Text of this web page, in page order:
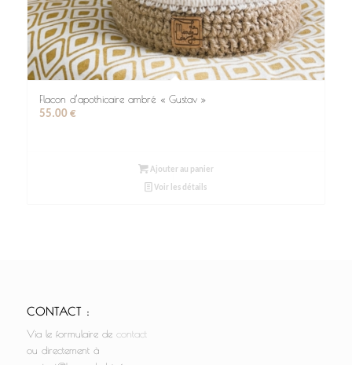
Flacon d’apothicaire ambré « Gustav »
55.00 €
Ajouter au panier
Voir les détails
CONTACT :
Via le formulaire de contact
ou directement à